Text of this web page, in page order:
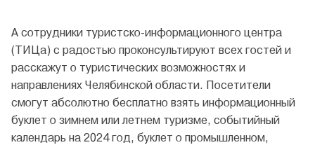
А сотрудники туристско-информационного центра
(ТИЦа) с радостью проконсультируют всех гостей и
расскажут о туристических возможностях и
направлениях Челябинской области. Посетители
смогут абсолютно бесплатно взять информационный
буклет о зимнем или летнем туризме, событийный
календарь на 2024 год, буклет о промышленном,